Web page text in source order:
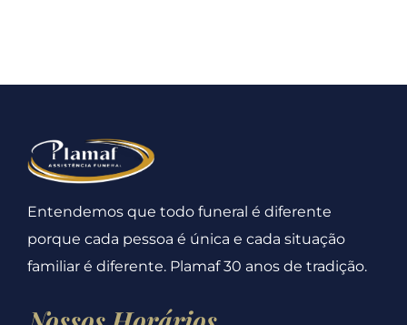
Entendemos que todo funeral é diferente
porque cada pessoa é única e cada situação
familiar é diferente. Plamaf 30 anos de tradição.